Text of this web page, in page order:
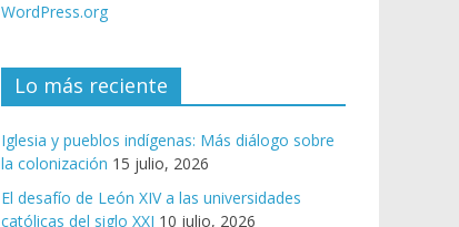
WordPress.org
Lo más reciente
Iglesia y pueblos indígenas: Más diálogo sobre
la colonización 15 julio, 2026
El desafío de León XIV a las universidades
católicas del siglo XXI 10 julio, 2026